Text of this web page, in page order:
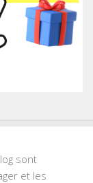
sont
et les